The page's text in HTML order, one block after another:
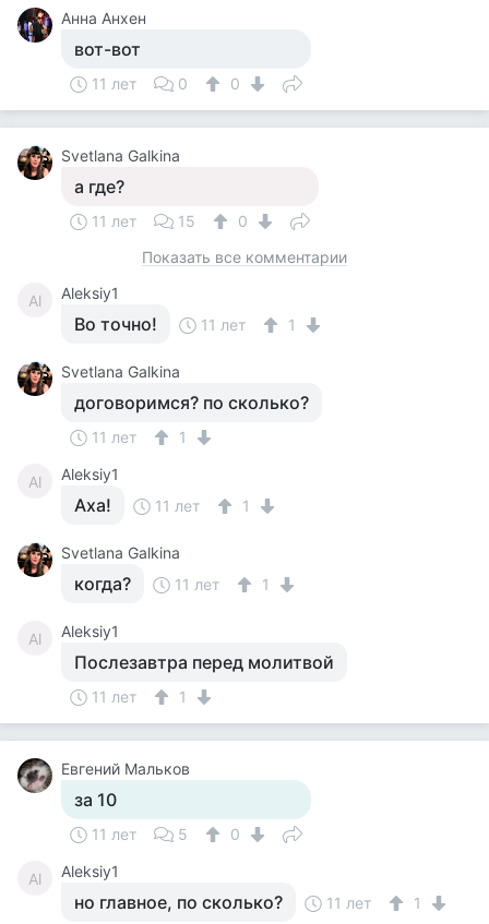
Анна Анхен
вот-вот
11 лет 0 0
Svetlana Galkina
а где?
11 лет 15
0
Показать все комментарии
Al Aleksiy1
Во точно! 11 лет 1
Svetlana Galkina
договоримся? по сколько?
11 лет 1
Al Aleksiy1
Аха! 11 лет 1
Svetlana Galkina
когда? 11 лет 1
Al Aleksiy1
Послезавтра перед молитвой
11 лет 1
Евгений Мальков
за 10
11 лет 5 0
Al Aleksiy1
но главное, по сколько? 11 лет 1